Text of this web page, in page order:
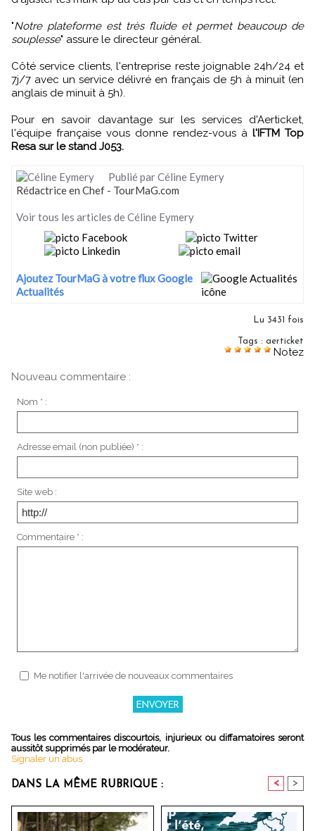
"Notre plateforme est très fluide et permet beaucoup de
souplesse" assure le directeur général.
Côté service clients, l'entreprise reste joignable 24h/24 et
7j/7 avec un service délivré en français de 5h à minuit (en
anglais de minuit à 5h).
Pour en savoir davantage sur les services d'Aerticket,
l'équipe française vous donne rendez-vous à l'IFTM Top
Resa sur le stand J053.
Publié par Céline Eymery
Rédactrice en Chef - TourMaG.com
Voir tous les articles de Céline Eymery
Ajoutez TourMaG à votre flux Google
Actualités
Lu 3431 fois
Tags : aerticket
Notez
Nouveau commentaire :
Nom * :
Adresse email (non publiée) * :
Site web :
Commentaire * :
Me notifier l'arrivée de nouveaux commentaires
Tous les commentaires discourtois, injurieux ou diffamatoires seront
aussitôt supprimés par le modérateur.
Signaler un abus
DANS LA MÊME RUBRIQUE : < >